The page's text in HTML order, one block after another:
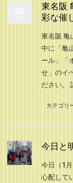
東名阪
彩な催
東名阪 亀
中に「亀
ール」「
せ」のイ
ださい。
カテゴリ
今日と
今日（1
心配して